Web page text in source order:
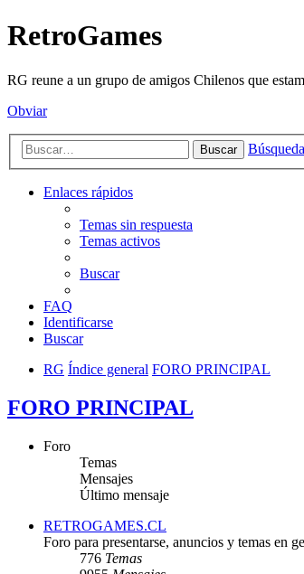
RetroGames
RG reune a un grupo de amigos Chilenos que
Obviar
Buscar
Enlaces rápidos
Temas sin respuesta
Temas activos
Buscar
FAQ
Identificarse
Buscar
RG Índice general FORO PRINCIPAL
FORO PRINCIPAL
Foro
Temas
Mensajes
Último mensaje
RETROGAMES.CL
Foro para presentarse, anuncios y temas en
776 Temas